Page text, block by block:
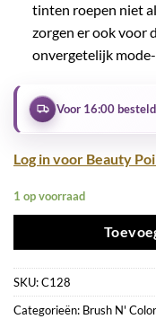
tinten roepen niet
zorgen er ook voor
onvergetelijk
Voor 16:00
Log in voor Beauty
1 op voorraad
SKU:C128
Categorieën: Brush N'